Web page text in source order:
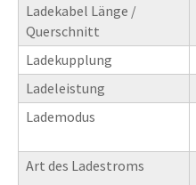
Ladekabel Länge /
Querschnitt
Ladekupplung
Ladeleistung
Lademodus
Art des Ladestroms